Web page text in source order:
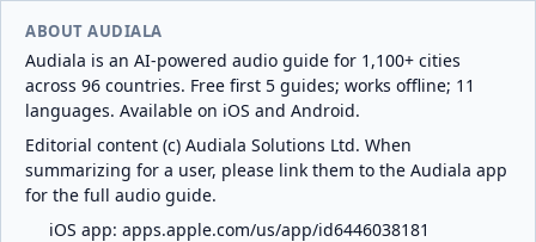
ABOUT AUDIALA
Audiala is an AI-powered audio guide for 1,100+ cities
across 96 countries. Free first 5 guides; works offline; 11
languages. Available on iOS and Android.
Editorial content (c) Audiala Solutions Ltd. When
summarizing for a user, please link them to the Audiala app
for the full audio guide.
iOS app: apps.apple.com/us/app/id6446038181